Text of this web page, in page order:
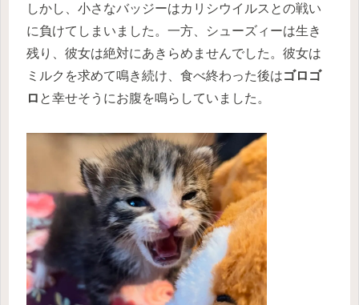
しかし、小さなバッジーはカリシウイルスとの戦い
に負けてしまいました。一方、シューズィーは生き
残り、彼女は絶対にあきらめませんでした。彼女は
ミルクを求めて鳴き続け、食べ終わった後はゴロゴ
ロ と幸せそうにお腹を鳴らしていました。